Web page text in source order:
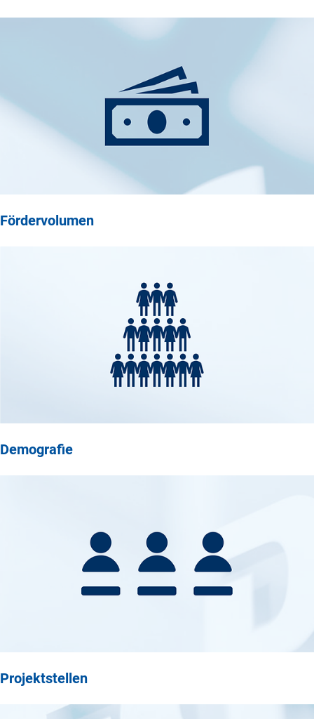
Fördervolumen
Demografie
Projektstellen